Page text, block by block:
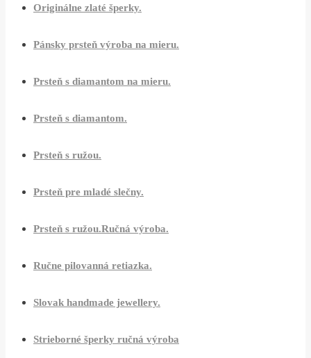
Originálne zlaté šperky.
Pánsky prsteň výroba na mieru.
Prsteň s diamantom na mieru.
Prsteň s diamantom.
Prsteň s ružou.
Prsteň pre mladé slečny.
Prsteň s ružou.Ručná výroba.
Ručne pilovanná retiazka.
Slovak handmade jewellery.
Strieborné šperky ručná výroba